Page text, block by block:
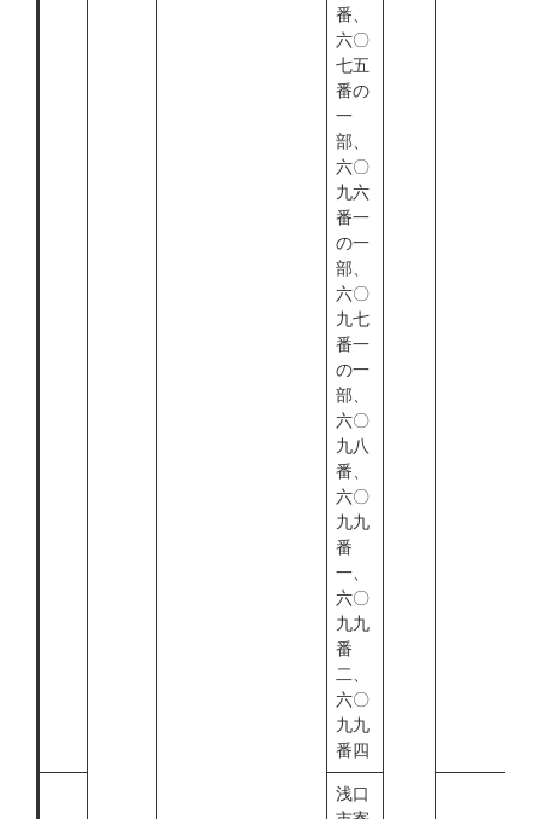
番、
六〇
七五
番の
一
部、
六〇
九六
番一
の一
部、
六〇
九七
番一
の一
部、
六〇
九八
番、
六〇
九九
番
一、
六〇
九九
番
二、
六〇
九九
番四
浅口